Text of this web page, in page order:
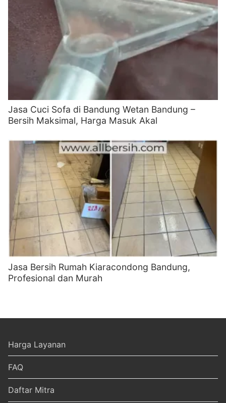
Jasa Cuci Sofa di Bandung Wetan Bandung –
Bersih Maksimal, Harga Masuk Akal
Jasa Bersih Rumah Kiaracondong Bandung,
Profesional dan Murah
Harga Layanan
FAQ
Daftar Mitra